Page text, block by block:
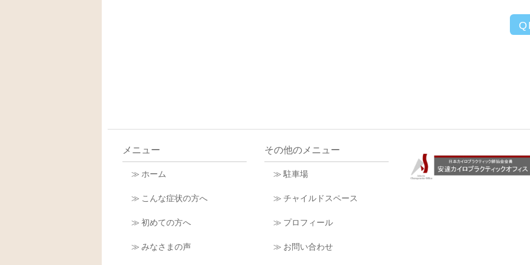
メニュー
≫ ホーム
≫ こんな症状の方へ
≫ 初めての方へ
≫ みなさまの声
その他のメニュー
≫ 駐車場
≫ チャイルドスペース
≫ プロフィール
≫ お問い合わせ